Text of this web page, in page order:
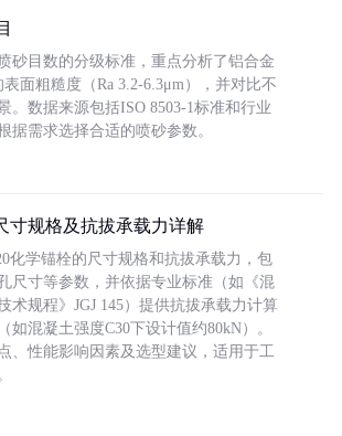
砂目数的分级标准，重点分析了铝合金
面粗糙度（Ra 3.2-6.3μm），并对比不
。数据来源包括ISO 8503-1标准和行业
据需求选择合适的喷砂参数。
寸规格及抗拔承载力详解
化学锚栓的尺寸规格和抗拔承载力，包
尺寸等参数，并依据专业标准（如《混
术规程》JGJ 145）提供抗拔承载力计算
如混凝土强度C30下设计值约80kN）。
、性能影响因素及选型建议，适用于工